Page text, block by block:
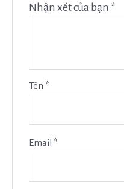
Nhận xét của bạn *
Tên *
Email *